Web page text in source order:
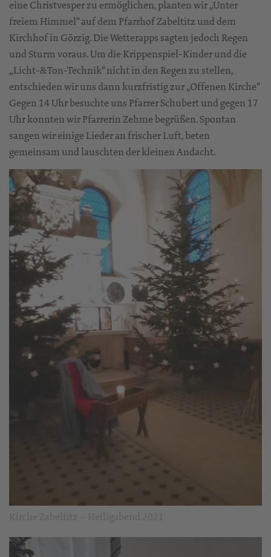
eine Christvesper zu ermöglichen, planten wir „Unter
freiem Himmel“ auf dem Pfarrhof Zabeltitz und dem
Kirchhof in Görzig. Die Wetterapps sagten jedoch Regen
und Sturm voraus. Um die Krippenspiel-Kinder und die
„Licht-&Ton-Technik“ nicht in den Regen zu stellen,
entschieden wir uns dann kurzfristig zur „Offenen Kirche“
Gegen 14 Uhr besuchte uns Pfarrer Schubert und gegen 17
Uhr konnten wir Pfarrerin Zehme begrüßen. Spontan
sangen wir einige Lieder an frischer Luft, beten
gemeinsam und lauschten der kleinen Andacht.